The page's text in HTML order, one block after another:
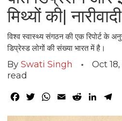
मिथ्यों की|
विश्व स्वास्थ्य संगठन की एक रिपोर्ट के
डिप्रेस्ड लोगों की संख्या भारत में है।
By Swati Singh Oct
read
Facebook
TwitterWhatsApp
Email Reddit